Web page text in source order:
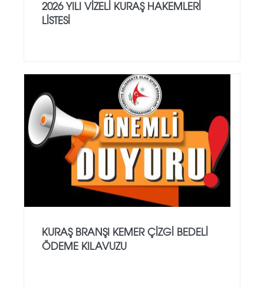
2026 YILI VİZELİ KURAŞ HAKEMLERİ
LİSTESİ
KURAŞ BRANŞI KEMER ÇİZGİ BEDELİ
ÖDEME KILAVUZU